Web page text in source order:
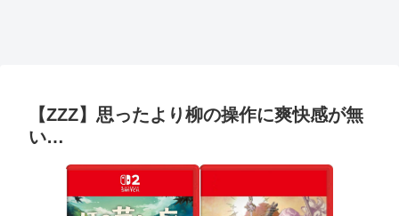
【ZZZ】思ったより柳の操作に爽快感が無
い…